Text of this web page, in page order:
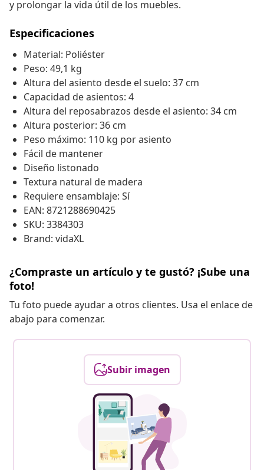
y prolongar la vida útil de los muebles.
Especificaciones
Material: Poliéster
Peso: 49,1 kg
Altura del asiento desde el suelo: 37 cm
Capacidad de asientos: 4
Altura del reposabrazos desde el asiento: 34 cm
Altura posterior: 36 cm
Peso máximo: 110 kg por asiento
Fácil de mantener
Diseño listonado
Textura natural de madera
Requiere ensamblaje: Sí
EAN: 8721288690425
SKU: 3384303
Brand: vidaXL
¿Compraste un artículo y te gustó? ¡Sube una
foto!
Tu foto puede ayudar a otros clientes. Usa el enlace de
abajo para comenzar.
Subir imagen